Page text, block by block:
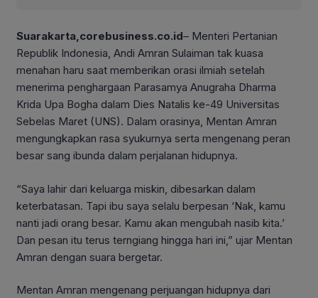
Suarakarta,corebusiness.co.id– Menteri Pertanian
Republik Indonesia, Andi Amran Sulaiman tak kuasa
menahan haru saat memberikan orasi ilmiah setelah
menerima penghargaan Parasamya Anugraha Dharma
Krida Upa Bogha dalam Dies Natalis ke-49 Universitas
Sebelas Maret (UNS). Dalam orasinya, Mentan Amran
mengungkapkan rasa syukurnya serta mengenang peran
besar sang ibunda dalam perjalanan hidupnya.
“Saya lahir dari keluarga miskin, dibesarkan dalam
keterbatasan. Tapi ibu saya selalu berpesan ‘Nak, kamu
nanti jadi orang besar. Kamu akan mengubah nasib kita.’
Dan pesan itu terus terngiang hingga hari ini,” ujar Mentan
Amran dengan suara bergetar.
Mentan Amran mengenang perjuangan hidupnya dari